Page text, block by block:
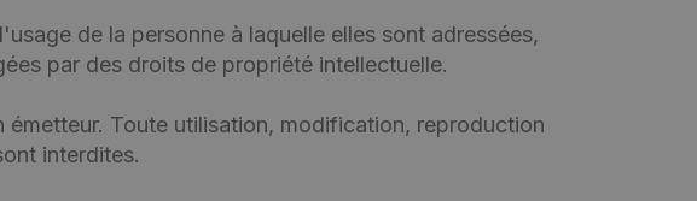
de la personne à laquelle elles sont adressées,
par des droits de propriété intellectuelle.
Toute utilisation, modification, reproduction
interdites.